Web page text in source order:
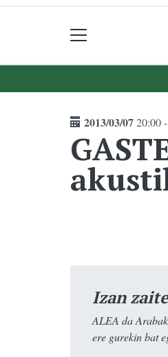
2013/03/0720:00
Izan
ALEA da
ere gurekin bat